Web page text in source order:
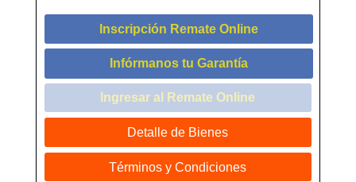
Inscripción Remate Online
Infórmanos tu Garantía
Ingresar al Remate Online
Detalle de Bienes
Términos y Condiciones